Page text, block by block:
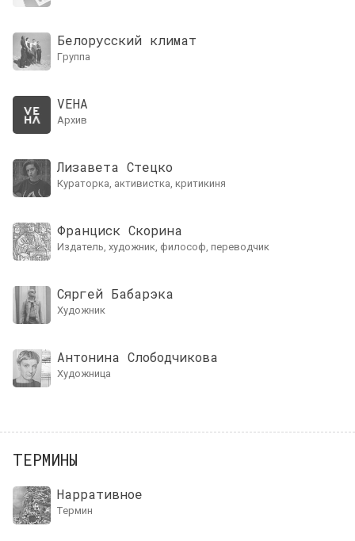
Белорусский климат
группа
VEHA
архив
Лизавета Стецко
кураторка, активистка, критикиня
Франциск Скорина
издатель, художник, философ, переводчик
Сяргей Бабарэка
художник
Антонина Слободчикова
художница
ТЕРМИНЫ
Нарративное
термин